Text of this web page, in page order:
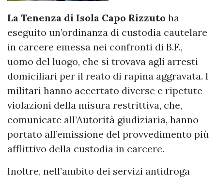
La Tenenza di Isola Capo Rizzuto ha
eseguito un’ordinanza di custodia cautelare
in carcere emessa nei confronti di B.F.,
uomo del luogo, che si trovava agli arresti
domiciliari per il reato di rapina aggravata. I
militari hanno accertato diverse e ripetute
violazioni della misura restrittiva, che,
comunicate all’Autorità giudiziaria, hanno
portato all’emissione del provvedimento più
afflittivo della custodia in carcere.
Inoltre, nell’ambito dei servizi antidroga